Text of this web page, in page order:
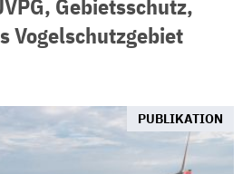
Gebietsschutz,
Vogelschutzgebiet
PUBLIKATION